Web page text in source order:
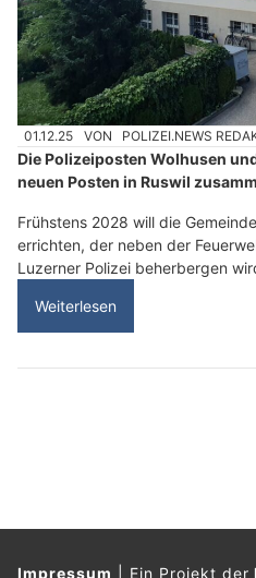
01.12.25 VON POLIZEI.NEWS
Die Polizeiposten Wolhusen
neuen Posten in Ruswil
Frühstens 2028 will die
errichten, der neben der
Luzerner Polizei beherbergen
Weiterlesen
Impressum Ein Projekt der